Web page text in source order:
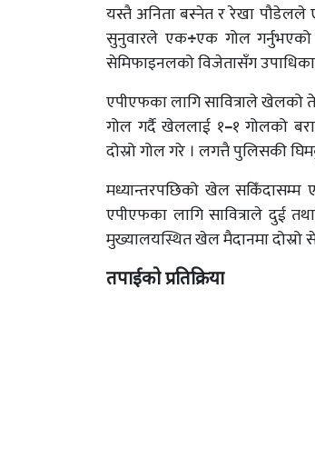
यस्तै अनिता बस्नेत र रेखा
सुनुवारले एक÷एक गोल
सेमिफाइनलको विजेतासँग
एपीएफका लागि सावित्राले खेलको
गोल गर्दै खेललाई १–१ गोलको
दोस्रो गोल गरे । लगत्तै पुलिसकी
मध्यान्तरपछिको खेल सकिँदासम्म
एपीएफका लागि सावित्राले दुई
मुख्यालयस्थित खेल मैदानमा
तपाईको प्रतिक्रिया